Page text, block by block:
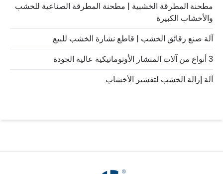
مطحنة المطرقة الخشبية | مطحنة المطرقة الصناعية للخشب
والأخشاب الكبيرة
آلة صنع رقائق الخشب | قاطع نشارة الخشب للبيع
3 أنواع من آلات المنشار الأوتوماتيكية عالية الجودة
آلة إزالة الخشب لتقشير الأخشاب